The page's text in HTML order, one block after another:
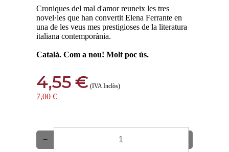
Croniques del mal d'amor reuneix les tres
novel·les que han convertit Elena Ferrante en
una de les veus mes prestigioses de la literatura
italiana contemporània.
Català. Com a nou! Molt poc ús.
4,55 € (IVA Inclòs)
7,00 €
−